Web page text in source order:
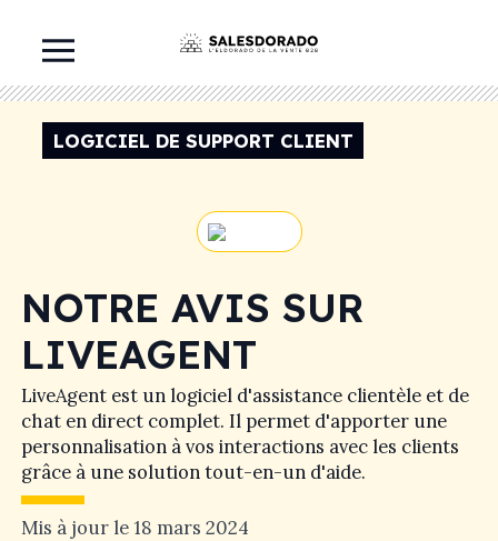
LOGICIEL DE SUPPORT CLIENT
NOTRE AVIS SUR
LIVEAGENT
LiveAgent est un logiciel d'assistance clientèle et de
chat en direct complet. Il permet d'apporter une
personnalisation à vos interactions avec les clients
grâce à une solution tout-en-un d'aide.
Mis à jour le18 mars 2024